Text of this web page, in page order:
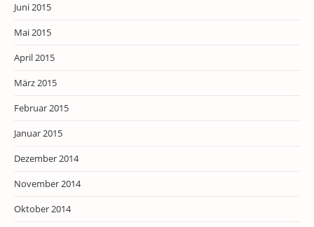
Juni 2015
Mai 2015
April 2015
März 2015
Februar 2015
Januar 2015
Dezember 2014
November 2014
Oktober 2014